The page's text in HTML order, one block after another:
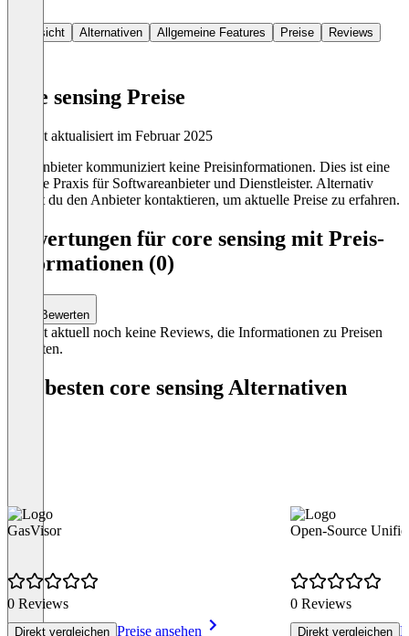
Übersicht Alternativen Allgemeine Features Preise Reviews
core sensing Preise
Zuletzt aktualisiert im Februar 2025
Der Anbieter kommuniziert keine Preisinformationen. Dies ist eine
übliche Praxis für Softwareanbieter und Dienstleister. Alternativ
kannst du den Anbieter kontaktieren, um aktuelle Preise zu erfahren.
Bewertungen für core sensing mit Preis-
Informationen (0)
Bewerten
Es gibt aktuell noch keine Reviews, die Informationen zu Preisen
enthalten.
Die besten core sensing Alternativen
GasVisor
0 Reviews
Direkt vergleichen Preise ansehen
Open-Source
0 Reviews
Direkt vergleichen